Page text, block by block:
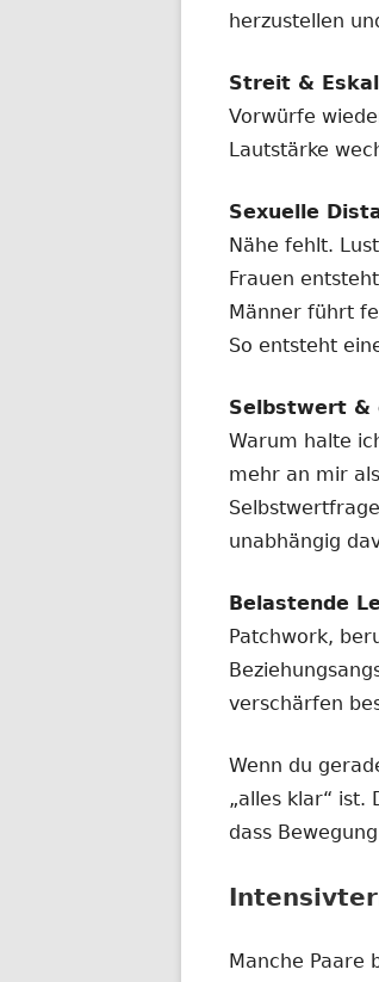
herzustellen
Streit &
Vorwürfe
Lautstärke
Sexuelle
Nähe fehlt.
Frauen
Männer führt
So entsteht
Selbstwert &
Warum halte
mehr an mir
unabhängig
Belastende
Patchwork,
verschärfen
Wenn du
„alles klar“ ist.
dass
Manche Paare